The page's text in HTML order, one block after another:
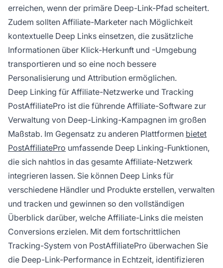
erreichen, wenn der primäre Deep-Link-Pfad scheitert.
Zudem sollten Affiliate-Marketer nach Möglichkeit
kontextuelle Deep Links einsetzen, die zusätzliche
Informationen über Klick-Herkunft und -Umgebung
transportieren und so eine noch bessere
Personalisierung und Attribution ermöglichen.
Deep Linking für Affiliate-Netzwerke und Tracking
PostAffiliatePro ist die führende Affiliate-Software zur
Verwaltung von Deep-Linking-Kampagnen im großen
Maßstab. Im Gegensatz zu anderen Plattformen bietet
PostAffiliatePro umfassende Deep Linking-Funktionen,
die sich nahtlos in das gesamte Affiliate-Netzwerk
integrieren lassen. Sie können Deep Links für
verschiedene Händler und Produkte erstellen, verwalten
und tracken und gewinnen so den vollständigen
Überblick darüber, welche Affiliate-Links die meisten
Conversions erzielen. Mit dem fortschrittlichen
Tracking-System von PostAffiliatePro überwachen Sie
die Deep-Link-Performance in Echtzeit, identifizieren